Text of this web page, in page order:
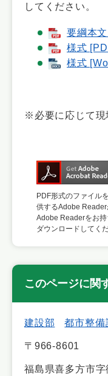
してください。
要綱本
様式
様式
※必要に応じて現
PDF形式のファイル
供するAdobe Reader
Adobe Readerをお
ダウンロードしてく
このページに関
建設部 都市整備
〒966-8601
福島県喜多方市